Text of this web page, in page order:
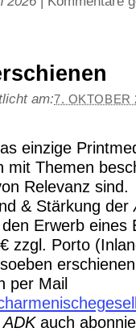
am:7. OKTOBER
einzige
mit Themen
Relevanz sind.
& Stärkung der
Erwerb eines
zzgl. Porto
per Mail
ADKauch